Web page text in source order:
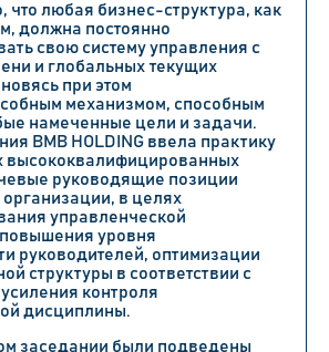
что любая бизнес-структура, как
должна постоянно
свою систему управления с
и глобальных текущих
при этом
механизмом, способным
намеченные цели и задачи.
BMB ​​HOLDING ввела практику
высококвалифицированных
руководящие позиции
в целях
управленческой
уровня
руководителей, оптимизации
структуры в соответствии с
контроля
дисциплины.
заседании были подведены